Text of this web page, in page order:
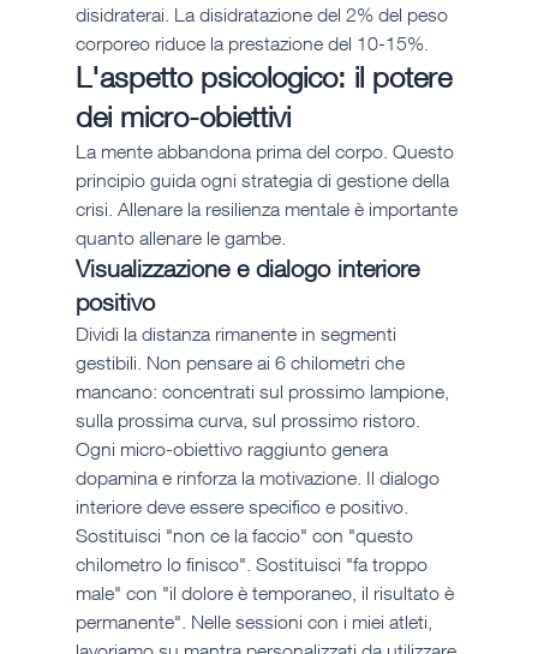
disidraterai. La disidratazione del 2% del peso
corporeo riduce la prestazione del 10-15%.
L'aspetto psicologico: il potere
dei micro-obiettivi
La mente abbandona prima del corpo. Questo
principio guida ogni strategia di gestione della
crisi. Allenare la resilienza mentale è importante
quanto allenare le gambe.
Visualizzazione e dialogo interiore
positivo
Dividi la distanza rimanente in segmenti
gestibili. Non pensare ai 6 chilometri che
mancano: concentrati sul prossimo lampione,
sulla prossima curva, sul prossimo ristoro.
Ogni micro-obiettivo raggiunto genera
dopamina e rinforza la motivazione. Il dialogo
interiore deve essere specifico e positivo.
Sostituisci "non ce la faccio" con "questo
chilometro lo finisco". Sostituisci "fa troppo
male" con "il dolore è temporaneo, il risultato è
permanente". Nelle sessioni con i miei atleti,